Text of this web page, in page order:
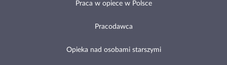
Praca w opiece w Polsce
Pracodawca
Opieka nad osobami starszymi